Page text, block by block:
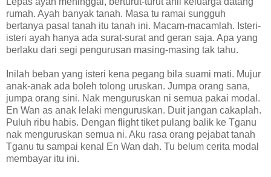
rumah. Ayah banyak tanah. Masa tu ramai sungguh
bertanya pasal tanah itu tanah ini. Macam-macamlah. Isteri-
isteri ayah hanya ada surat-surat and geran saja. Apa yang
berlaku dari segi pengurusan masing-masing tak tahu.
Inilah beban yang isteri kena pegang bila suami mati. Mujur
anak-anak ada boleh tolong uruskan. Jumpa orang sana,
jumpa orang sini. Nak menguruskan ni semua pakai modal.
En Wan as anak lelaki menguruskan. Duit jangan cakaplah.
Puluh ribu habis. Dengan flight tiket pulang balik ke Tganu
nak menguruskan semua ni. Aku rasa orang pejabat tanah
Tganu tu sampai kenal En Wan dah. Tu belum cerita modal
membayar itu ini.